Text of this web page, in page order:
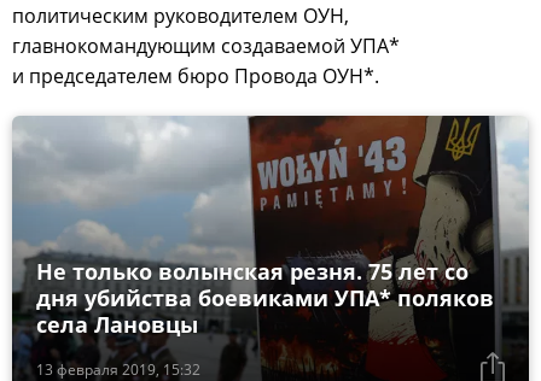
политическим руководителем ОУН,
главнокомандующим создаваемой УПА*
и председателем бюро Провода ОУН*.
13 февраля 2019, 15:32
Не только волынская резня. 75 лет со
дня убийства боевиками УПА* поляков
села Лановцы